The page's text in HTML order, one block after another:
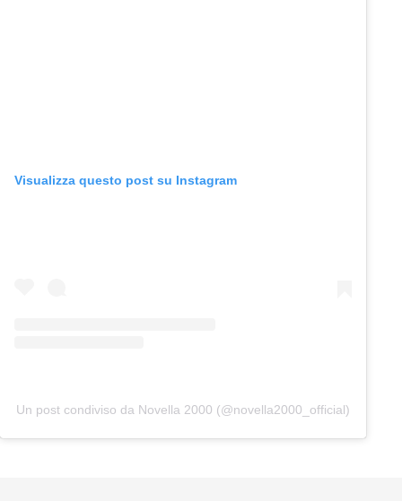
Visualizza questo post su Instagram
Un post condiviso da Novella 2000 (@novella2000_official)